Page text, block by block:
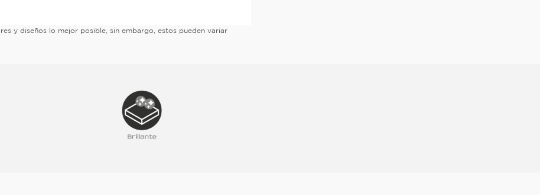
y diseños lo mejor posible, sin embargo, estos pueden variar